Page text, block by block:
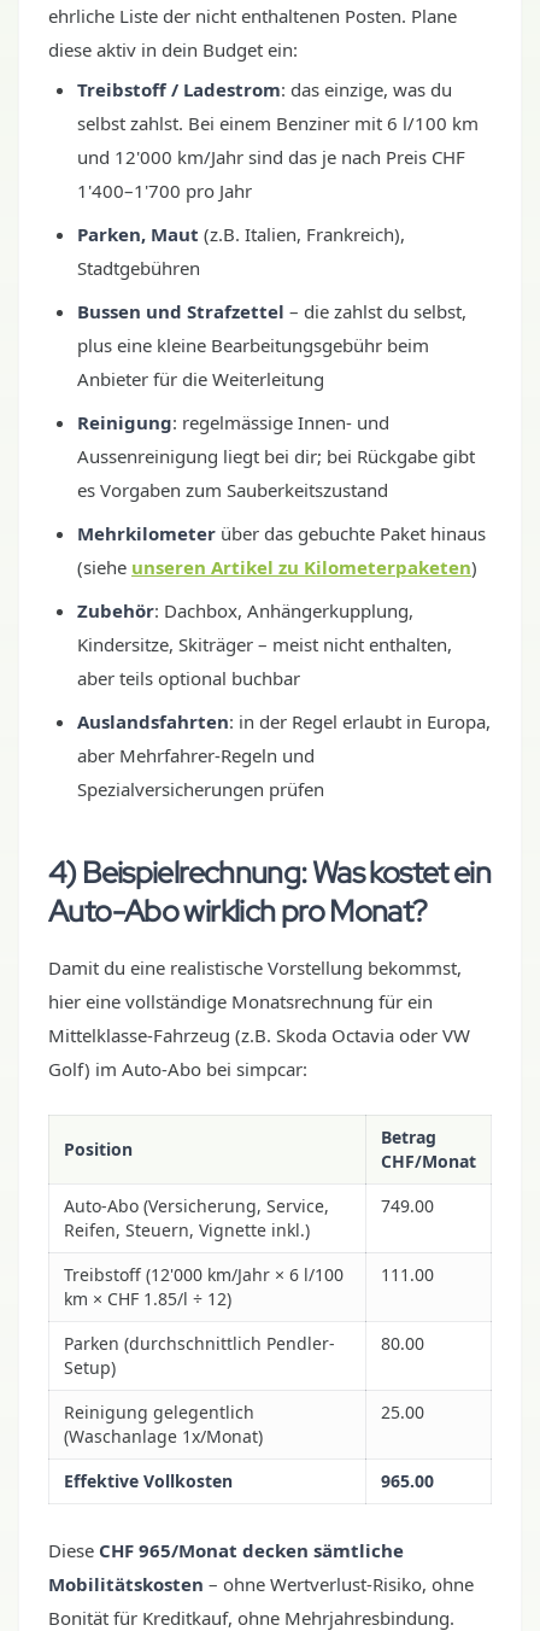
ehrliche Liste der nicht enthaltenen Posten. Plane
diese aktiv in dein Budget ein:
Treibstoff / Ladestrom: das einzige, was du
selbst zahlst. Bei einem Benziner mit 6 l/100 km
und 12'000 km/Jahr sind das je nach Preis CHF
1'400–1'700 pro Jahr
Parken, Maut (z.B. Italien, Frankreich),
Stadtgebühren
Bussen und Strafzettel – die zahlst du selbst,
plus eine kleine Bearbeitungsgebühr beim
Anbieter für die Weiterleitung
Reinigung: regelmässige Innen- und
Aussenreinigung liegt bei dir; bei Rückgabe gibt
es Vorgaben zum Sauberkeitszustand
Mehrkilometer über das gebuchte Paket hinaus
(siehe unseren Artikel zu Kilometerpaketen)
Zubehör: Dachbox, Anhängerkupplung,
Kindersitze, Skiträger – meist nicht enthalten,
aber teils optional buchbar
Auslandsfahrten: in der Regel erlaubt in Europa,
aber Mehrfahrer-Regeln und
Spezialversicherungen prüfen
4) Beispielrechnung: Was kostet ein
Auto-Abo wirklich pro Monat?
Damit du eine realistische Vorstellung bekommst,
hier eine vollständige Monatsrechnung für ein
Mittelklasse-Fahrzeug (z.B. Skoda Octavia oder VW
Golf) im Auto-Abo bei simpcar:
Position
Betrag
CHF/Monat
Auto-Abo (Versicherung, Service,
Reifen, Steuern, Vignette inkl.)
749.00
Treibstoff (12'000 km/Jahr × 6 l/100
km × CHF 1.85/l ÷ 12)
111.00
Parken (durchschnittlich Pendler-
Setup)
80.00
Reinigung gelegentlich
(Waschanlage 1x/Monat)
25.00
Effektive Vollkosten 965.00
Diese CHF 965/Monat decken sämtliche
Mobilitätskosten – ohne Wertverlust-Risiko, ohne
Bonität für Kreditkauf, ohne Mehrjahresbindung.